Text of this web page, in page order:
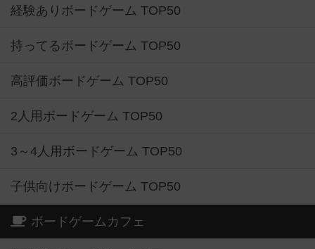
経験ありボードゲーム TOP50
持ってるボードゲーム TOP50
高評価ボードゲーム TOP50
2人用ボードゲーム TOP50
3～4人用ボードゲーム TOP50
子供向けボードゲーム TOP50
ボードゲームカフェ